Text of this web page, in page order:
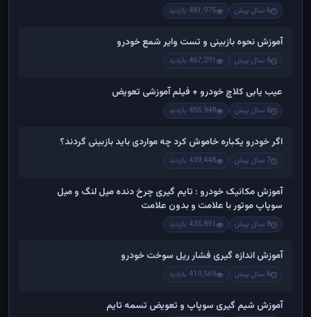
6 سال پیش 481,975 بازدید
آموزش نحوه بازبینی و تست وایر شمع خودرو
6 سال پیش 467,291 بازدید
عیب یابی کلاچ خودرو + فیلم آموزشی تعویض
6 سال پیش 455,948 بازدید
اگر خودرو یکباره خاموش کرد چه مواردی باید بازبینی گردند؟
7 سال پیش 439,448 بازدید
آموزش مکانیک خودرو : تایم گیری چرخ دنده میل لنگ و میل
سوپاپ موتور با علامت و بدون علامت
8 سال پیش 435,891 بازدید
آموزش اندازه گیری فشار ریل سوخت خودرو
6 سال پیش 419,569 بازدید
آموزش شیم گیری سوپاپ و تعویض تسمه تایم